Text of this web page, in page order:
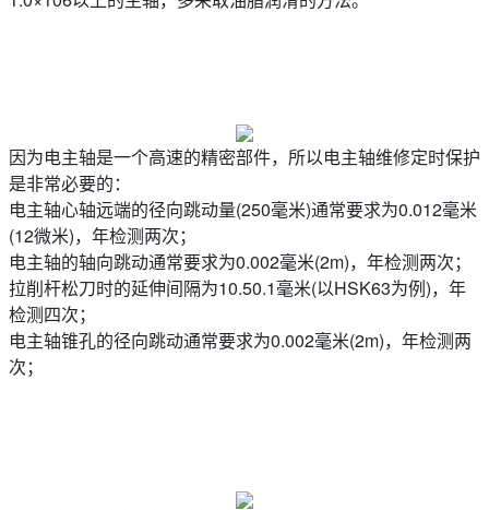
因为电主轴是一个高速的精密部件，所以电主轴维修定时保护
是非常必要的：
电主轴心轴远端的径向跳动量(250毫米)通常要求为0.012毫米
(12微米)，年检测两次；
电主轴的轴向跳动通常要求为0.002毫米(2m)，年检测两次；
拉削杆松刀时的延伸间隔为10.50.1毫米(以HSK63为例)，年
检测四次；
电主轴锥孔的径向跳动通常要求为0.002毫米(2m)，年检测两
次；